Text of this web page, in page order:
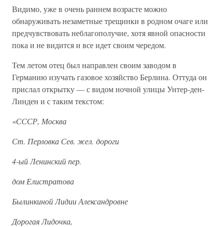
Видимо, уже в очень раннем возрасте можно
обнаруживать незаметные трещинки в родном очаге или
предчувствовать неблагополучие, хотя явной опасности
пока и не видится и все идет своим чередом.
Тем летом отец был направлен своим заводом в
Германию изучать газовое хозяйство Берлина. Оттуда он
прислал открытку — с видом ночной улицы Унтер-ден-
Линден и с таким текстом:
«СССР, Москва
Ст. Перловка Сев. жел. дороги
4-ый Ленинский пер.
дом Елистратова
Былинкиной Лидии Александровне
Дорогая Лидочка,